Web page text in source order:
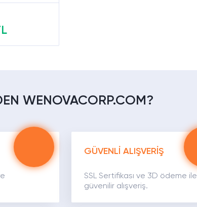
WENOVACORP.COM?
GÜVENLİ ALIŞVERİŞ
SSL Sertifikası ve 3D ödeme ile
güvenilir alışveriş.